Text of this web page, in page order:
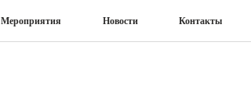
Мероприятия Новости Контакты